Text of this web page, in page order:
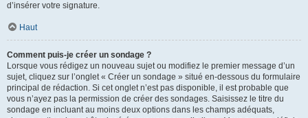
d’insérer votre signature.
Haut
Comment puis-je créer un sondage ?
Lorsque vous rédigez un nouveau sujet ou modifiez le premier message d’un
sujet, cliquez sur l’onglet « Créer un sondage » situé en-dessous du formulaire
principal de rédaction. Si cet onglet n’est pas disponible, il est probable que
vous n’ayez pas la permission de créer des sondages. Saisissez le titre du
sondage en incluant au moins deux options dans les champs adéquats,